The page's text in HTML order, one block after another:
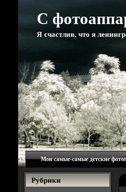
С
Я счастлив, что я
Мои самые-самые детские
Рубрики